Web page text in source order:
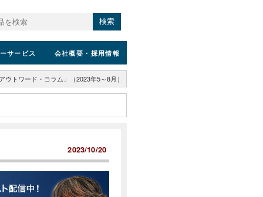
検索
サービス 会社概要 ・採用情報
ウトワード・コラム」（2023年5～8月）
2023/10/20